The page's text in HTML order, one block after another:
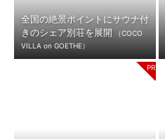
全国の絶景ポイントにサウナ付
きのシェア別荘を展開
（COCO
VILLA on GOETHE）